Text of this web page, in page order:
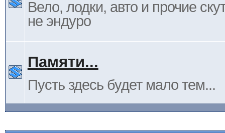
Вело, лодки, авто и прочие
не эндуро
Памяти...
Пусть здесь будет мало тем...